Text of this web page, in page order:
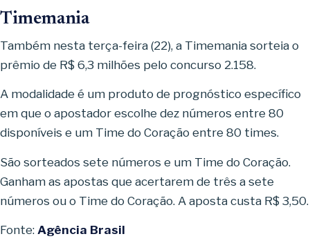
Timemania
Também nesta terça-feira (22), a Timemania sorteia o
prêmio de R$ 6,3 milhões pelo concurso 2.158.
A modalidade é um produto de prognóstico específico
em que o apostador escolhe dez números entre 80
disponíveis e um Time do Coração entre 80 times.
São sorteados sete números e um Time do Coração.
Ganham as apostas que acertarem de três a sete
números ou o Time do Coração. A aposta custa R$ 3,50.
Fonte: Agência Brasil